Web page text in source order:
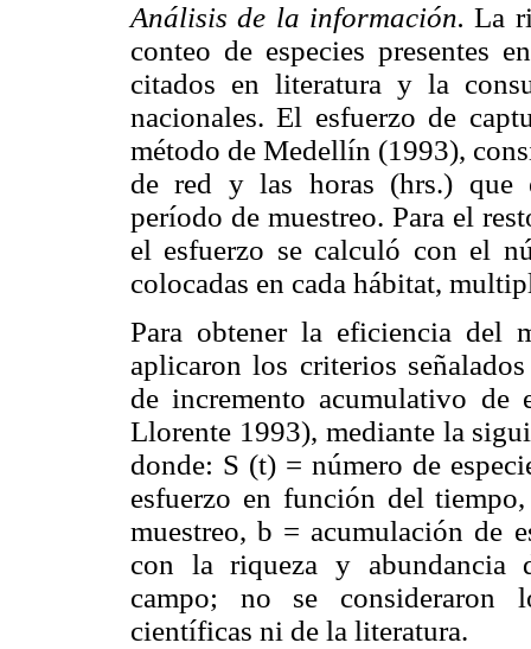
Análisis de la información. La
conteo de especies presentes
citados en literatura y la
nacionales. El esfuerzo de
método de Medellín (1993),
de red y las horas (hrs.) que
período de muestreo. Para el
el esfuerzo se calculó con el
colocadas en cada hábitat,
Para obtener la eficiencia del
aplicaron los criterios
de incremento acumulativo de
Llorente 1993), mediante la
donde: S (t) = número de
esfuerzo en función del
muestreo, b = acumulación de
con la riqueza y abundancia
campo; no se consideraron
científicas ni de la literatura.